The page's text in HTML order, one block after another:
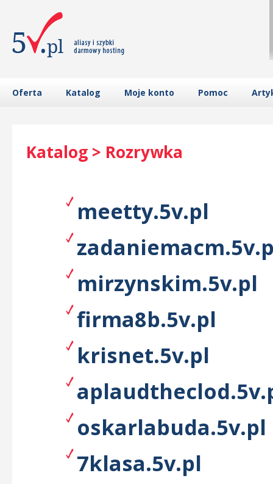
Oferta Katalog Moje konto Pomoc
Katalog > Rozrywka
meetty.5v.pl
mirzynskim.5v.pl
firma8b.5v.pl
krisnet.5v.pl
oskarlabuda.5v.pl
7klasa.5v.pl